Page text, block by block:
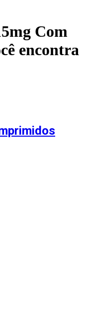
Com
encontra